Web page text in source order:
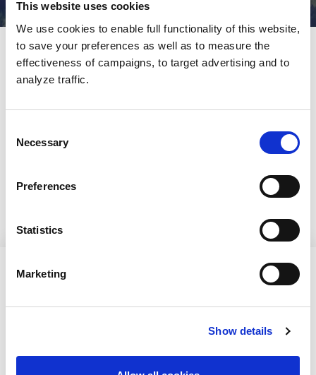
This website uses cookies
We use cookies to enable full functionality of this website,
to save your preferences as well as to measure the
effectiveness of campaigns, to target advertising and to
analyze traffic.
Selection
Necessary
Preferences
Statistics
Marketing
Show details
» Material
Publiceras
Material för deltagare
[readspeaker_listen_button readid=read_this]
Från denna sidan hittar du material till Kajo